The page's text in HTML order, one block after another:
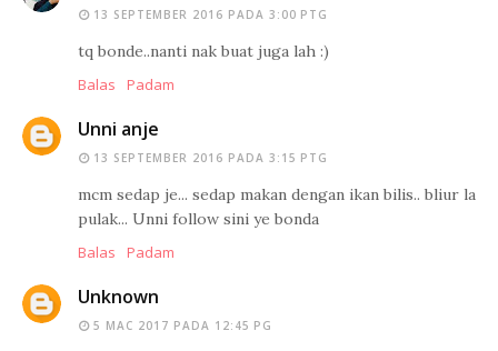
13 SEPTEMBER 2016 PADA 3:00 PTG
tq bonde..nanti nak buat juga lah :)
Balas
Padam
Unni anje
13 SEPTEMBER 2016 PADA 3:15 PTG
mcm sedap je... sedap makan dengan ikan bilis.. bliur la
pulak... Unni follow sini ye bonda
Balas
Padam
Unknown
5 MAC 2017 PADA 12:45 PG